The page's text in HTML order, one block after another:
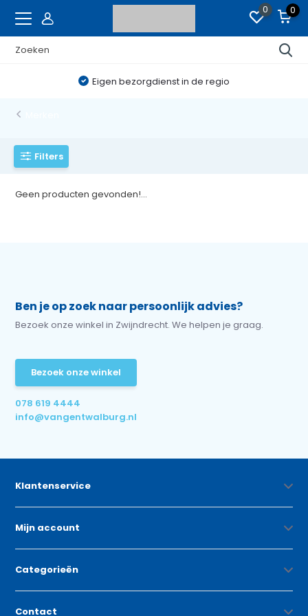
0 0
Eigen bezorgdienst in de regio
Filters
Geen producten gevonden!...
Ben je op zoek naar persoonlijk advies?
Bezoek onze winkel in Zwijndrecht. We helpen je graag.
Bezoek onze winkel
078 619 4444
info@vangentwalburg.nl
Klantenservice
Mijn account
Categorieën
Contact